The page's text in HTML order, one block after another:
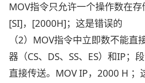
MOV指令只允许一个操作数在
[SI]，[2000H]；这是错误的
（2）MOV指令中立即数不能直
器（CS、DS、SS、ES）和IP；
直接传送。MOV IP，2000 H ；